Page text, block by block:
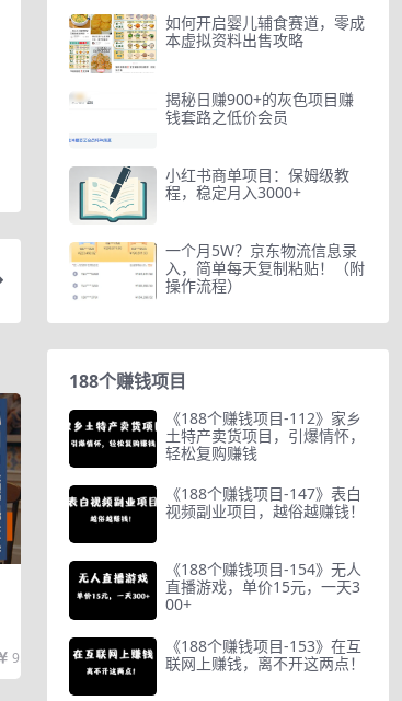
9.9
如何开启婴儿辅食赛道，零成
本虚拟资料出售攻略
揭秘日赚900+的灰色项目赚
钱套路之低价会员
小红书商单项目：保姆级教
程，稳定月入3000+
一个月5W？京东物流信息录
入，简单每天复制粘贴！（附
操作流程）
188个赚钱项目
《188个赚钱项目-112》家乡
土特产卖货项目，引爆情怀，
轻松复购赚钱
《188个赚钱项目-147》表白
视频副业项目，越俗越赚钱！
《188个赚钱项目-154》无人
直播游戏，单价15元，一天3
00+
《188个赚钱项目-153》在互
联网上赚钱，离不开这两点！